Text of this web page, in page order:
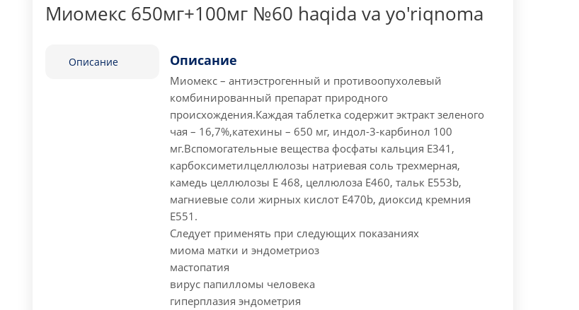
Миомекс 650мг+100мг №60 haqida va yo'riqnoma
Описание Описание
Миомекс – антиэстрогенный и противоопухолевый
комбинированный препарат природного
происхождения.Каждая таблетка содержит эктракт зеленого
чая – 16,7%,катехины – 650 мг, индол-3-карбинол 100
мг.Вспомогательные вещества фосфаты кальция E341,
карбоксиметилцеллюлозы натриевая соль трехмерная,
камедь целлюлозы E 468, целлюлоза Е460, тальк E553b,
магниевые соли жирных кислот E470b, диоксид кремния
E551.
Следует применять при следующих показаниях
миома матки и эндометриоз
мастопатия
вирус папилломы человека
гиперплазия эндометрия